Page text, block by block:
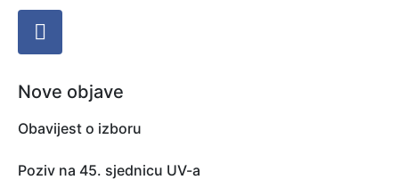
Nove objave
Obavijest o izboru
Poziv na 45. sjednicu UV-a